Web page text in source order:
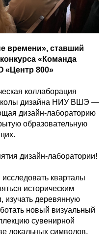
времени», ставший
«Команда
«Центр 800»
коллаборация
дизайна НИУ ВШЭ —
дизайн-лабораторию
образовательную
дизайн-лаборатории!
кварталы
историческим
изучать деревянную
новый визуальный
сувенирной
локальных символов.